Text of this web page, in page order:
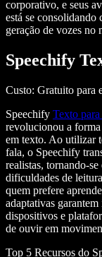
corporativo, e seus
está se consolidando
geração de vozes no
Speechify
Custo: Gratuito para
Speechify Texto para
revolucionou a forma
em texto. Ao utilizar
fala, o Speechify
realistas, tornando-
dificuldades de
quem prefere
adaptativas
dispositivos e
de ouvir em
Top 5 Recursos do